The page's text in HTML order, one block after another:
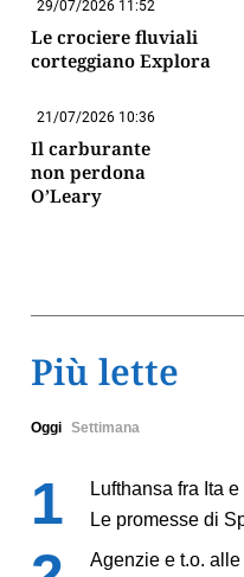
29/07/2026 11:52
Le crociere fluviali
corteggiano Explora
21/07/2026 10:36
Il carburante
non perdona
O’Leary
Più lette
Oggi Settimana
Lufthansa fra Ita e
Le promesse di
Agenzie e t.o. alle